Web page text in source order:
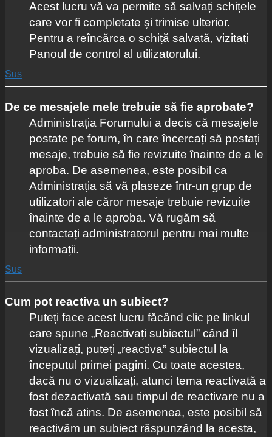
Acest lucru vă va permite să salvați schițele
care vor fi completate și trimise ulterior.
Pentru a reîncărca o schiță salvată, vizitați
Panoul de control al utilizatorului.
Sus
De ce mesajele mele trebuie să fie aprobate?
Administrația Forumului a decis că mesajele
postate pe forum, în care încercați să postați
mesaje, trebuie să fie revizuite înainte de a le
aproba. De asemenea, este posibil ca
Administrația să vă plaseze într-un grup de
utilizatori ale căror mesaje trebuie revizuite
înainte de a le aproba. Vă rugăm să
contactați administratorul pentru mai multe
informații.
Sus
Cum pot reactiva un subiect?
Puteți face acest lucru făcând clic pe linkul
care spune „Reactivați subiectul” când îl
vizualizați, puteți „reactiva” subiectul la
începutul primei pagini. Cu toate acestea,
dacă nu o vizualizați, atunci tema reactivată a
fost dezactivată sau timpul de reactivare nu a
fost încă atins. De asemenea, este posibil să
reactivăm un subiect răspunzând la acesta,